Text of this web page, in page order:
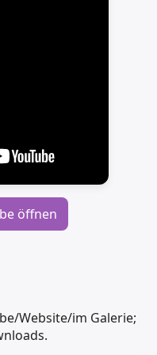
öffnen
Website/im Galerie;